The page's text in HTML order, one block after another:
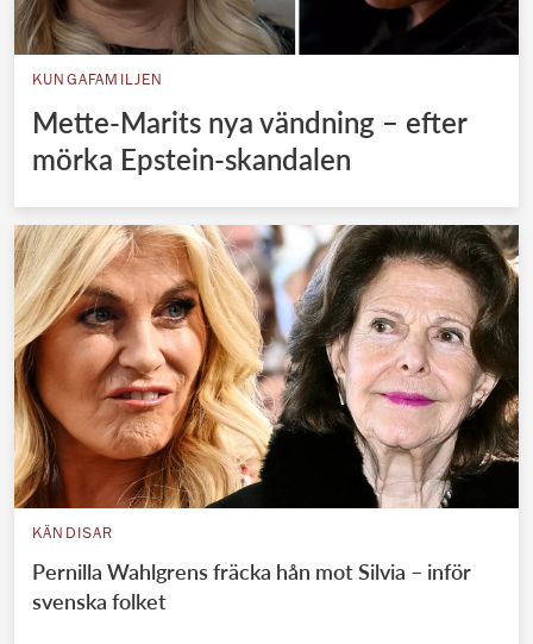
KUNGAFAMILJEN
Mette-Marits nya vändning – efter
mörka Epstein-skandalen
KÄNDISAR
Pernilla Wahlgrens fräcka hån mot Silvia – inför
svenska folket